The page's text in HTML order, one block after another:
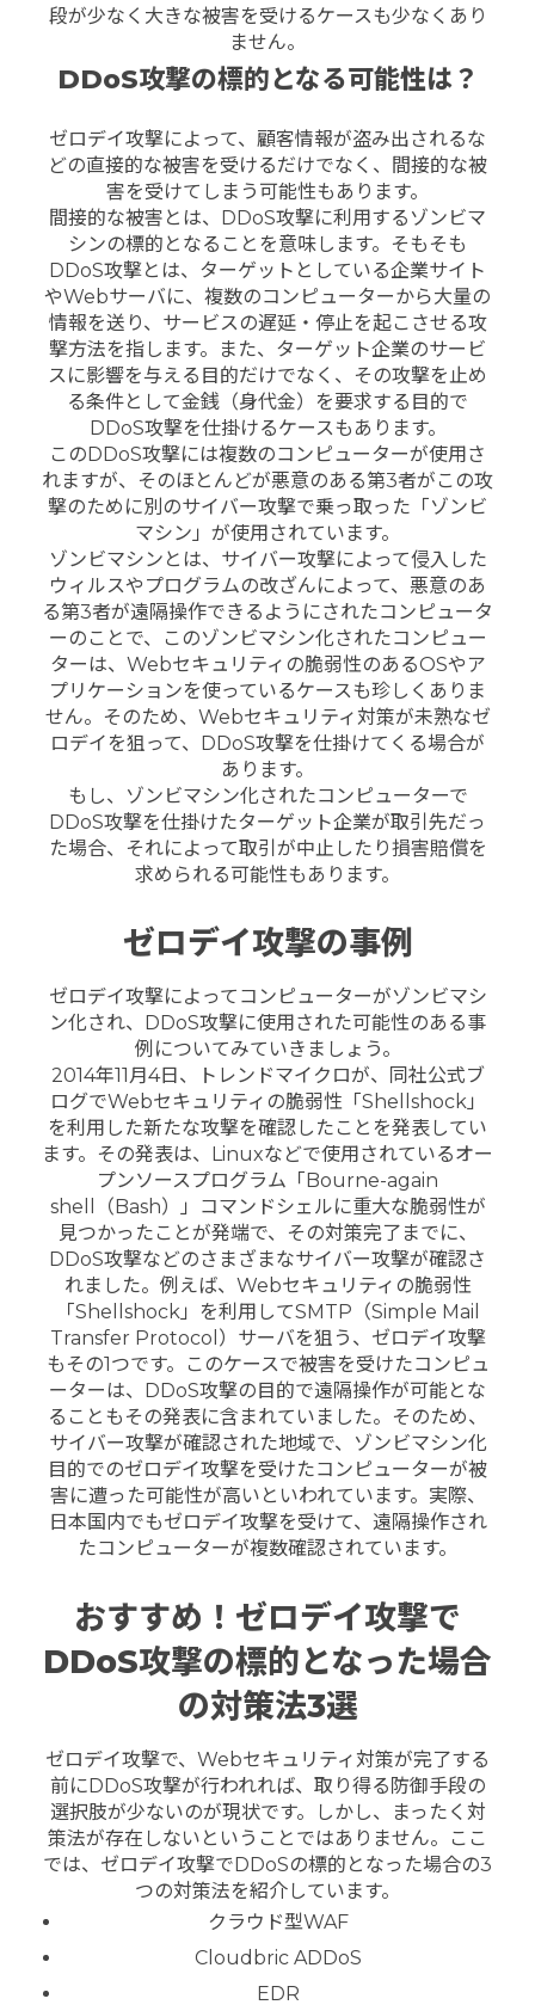
段が少なく大きな被害を受けるケースも少なくあり
ません。
DDoS攻撃の標的となる可能性は？
ゼロデイ攻撃によって、顧客情報が盗み出されるな
どの直接的な被害を受けるだけでなく、間接的な被
害を受けてしまう可能性もあります。
間接的な被害とは、DDoS攻撃に利用するゾンビマ
シンの標的となることを意味します。そもそも
DDoS攻撃とは、ターゲットとしている企業サイト
やWebサーバに、複数のコンピューターから大量の
情報を送り、サービスの遅延・停止を起こさせる攻
撃方法を指します。また、ターゲット企業のサービ
スに影響を与える目的だけでなく、その攻撃を止め
る条件として金銭（身代金）を要求する目的で
DDoS攻撃を仕掛けるケースもあります。
このDDoS攻撃には複数のコンピューターが使用さ
れますが、そのほとんどが悪意のある第3者がこの攻
撃のために別のサイバー攻撃で乗っ取った「ゾンビ
マシン」が使用されています。
ゾンビマシンとは、サイバー攻撃によって侵入した
ウィルスやプログラムの改ざんによって、悪意のあ
る第3者が遠隔操作できるようにされたコンピュータ
ーのことで、このゾンビマシン化されたコンピュー
ターは、Webセキュリティの脆弱性のあるOSやア
プリケーションを使っているケースも珍しくありま
せん。そのため、Webセキュリティ対策が未熟なゼ
ロデイを狙って、DDoS攻撃を仕掛けてくる場合が
あります。
もし、ゾンビマシン化されたコンピューターで
DDoS攻撃を仕掛けたターゲット企業が取引先だっ
た場合、それによって取引が中止したり損害賠償を
求められる可能性もあります。
ゼロデイ攻撃の事例
ゼロデイ攻撃によってコンピューターがゾンビマシ
ン化され、DDoS攻撃に使用された可能性のある事
例についてみていきましょう。
2014年11月4日、トレンドマイクロが、同社公式ブ
ログでWebセキュリティの脆弱性「Shellshock」
を利用した新たな攻撃を確認したことを発表してい
ます。その発表は、Linuxなどで使用されているオー
プンソースプログラム「Bourne-again
shell（Bash）」コマンドシェルに重大な脆弱性が
見つかったことが発端で、その対策完了までに、
DDoS攻撃などのさまざまなサイバー攻撃が確認さ
れました。例えば、Webセキュリティの脆弱性
「Shellshock」を利用してSMTP（Simple Mail
Transfer Protocol）サーバを狙う、ゼロデイ攻撃
もその1つです。このケースで被害を受けたコンピュ
ーターは、DDoS攻撃の目的で遠隔操作が可能とな
ることもその発表に含まれていました。そのため、
サイバー攻撃が確認された地域で、ゾンビマシン化
目的でのゼロデイ攻撃を受けたコンピューターが被
害に遭った可能性が高いといわれています。実際、
日本国内でもゼロデイ攻撃を受けて、遠隔操作され
たコンピューターが複数確認されています。
おすすめ！ゼロデイ攻撃で
DDoS攻撃の標的となった場合
の対策法3選
ゼロデイ攻撃で、Webセキュリティ対策が完了する
前にDDoS攻撃が行われれば、取り得る防御手段の
選択肢が少ないのが現状です。しかし、まったく対
策法が存在しないということではありません。ここ
では、ゼロデイ攻撃でDDoSの標的となった場合の3
つの対策法を紹介しています。
クラウド型WAF
Cloudbric ADDoS
EDR